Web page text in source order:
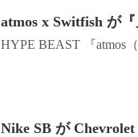
atmos x Switfish が
HYPE BEAST 『atmos
Nike SB が